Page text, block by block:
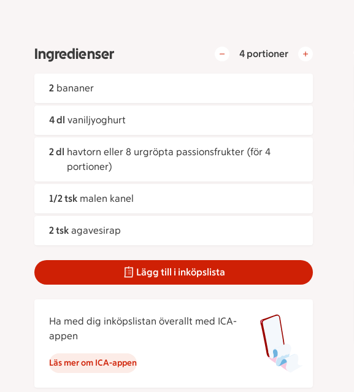
Ingredienser 4 portioner
2 bananer
4 dl vaniljyoghurt
2 dl havtorn eller 8 urgröpta passionsfrukter (för 4
portioner)
1/2 tsk malen kanel
2 tsk agavesirap
Lägg till i inköpslista
Ha med dig inköpslistan överallt med ICA-
appen
Läs mer om ICA-appen